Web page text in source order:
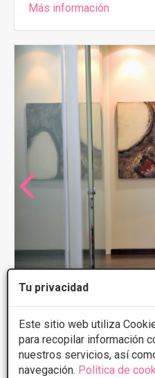
Tu privacidad
Este sitio web utiliza
para recopilar información
nuestros servicios, así
navegación. Política de
Más información
Clinica Londres Bilbao
3.8 10